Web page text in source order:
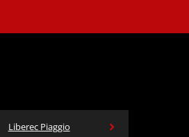
Liberec Piaggio